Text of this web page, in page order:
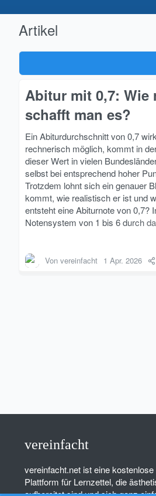
Artikel
Abitur mit 0,7:
schafft man es?
Ein Abiturdurchschnitt von 0,7
rechnerisch möglich, kommt in
dieser Wert in vielen
selbst bei entsprechend hoher
Trotzdem lohnt sich ein genauer
kommt, wie realistisch er ist und
entsteht eine Abiturnote von
Notensystem von 1 bis 6 durch
Von vereinfacht 1 Apr. 2026
vereinfacht
vereinfacht.net ist eine kostenlose
Plattform für Lernzettel, die